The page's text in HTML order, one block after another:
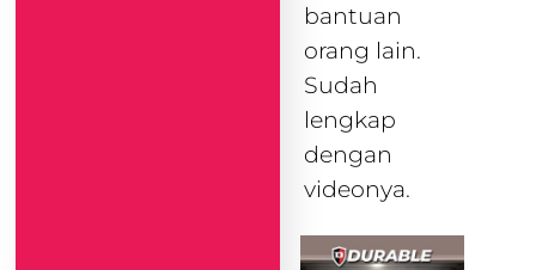
bantuan
orang lain.
Sudah
lengkap
dengan
videonya.